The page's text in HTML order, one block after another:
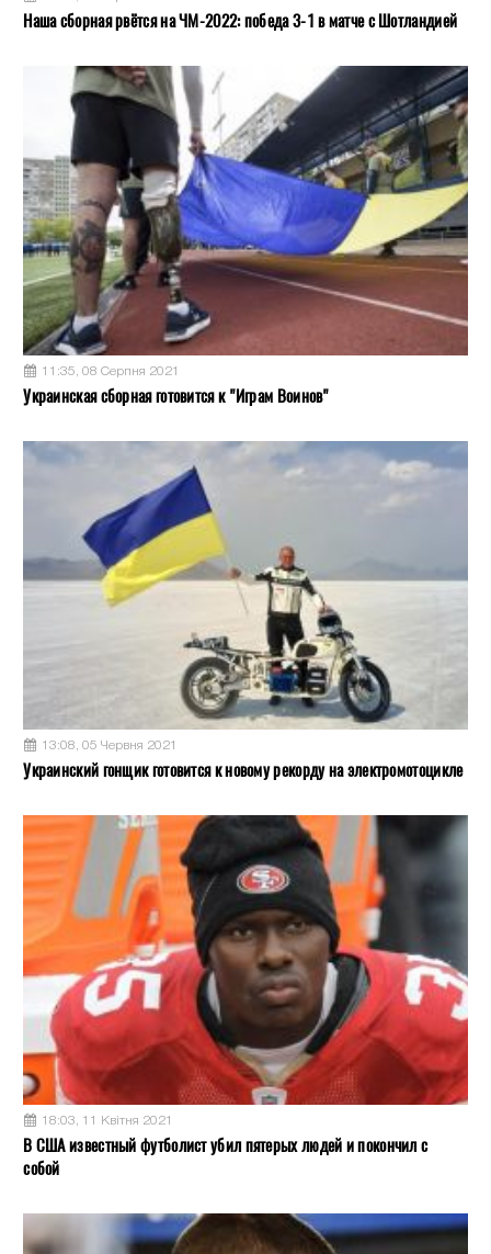
Наша сборная рвётся на ЧМ-2022: победа 3-1 в матче с Шотландией
11:35, 08 Серпня 2021
Украинская сборная готовится к "Играм Воинов"
13:08, 05 Червня 2021
Украинский гонщик готовится к новому рекорду на электромотоцикле
18:03, 11 Квітня 2021
В США известный футболист убил пятерых людей и покончил с
собой